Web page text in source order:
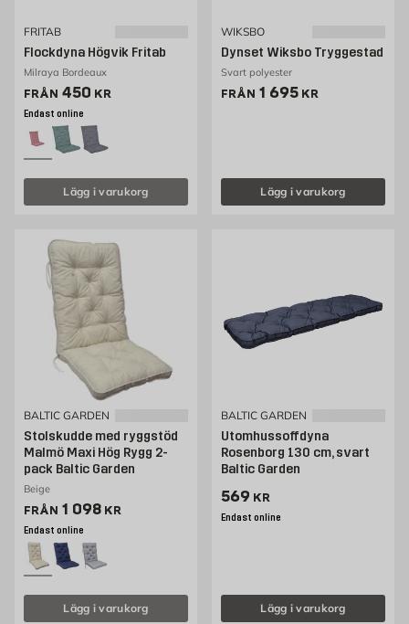
FRITAB
Flockdyna Högvik Fritab
Milraya Bordeaux
FRÅN Pris 450 kr
450 KR
Endast online
Lägg i varukorg
WIKSBO
Dynset Wiksbo Tryggestad
Svart polyester
FRÅN Pris 1695 kr
1 695 KR
Lägg i varukorg
BALTIC GARDEN
Stolskudde med ryggstöd
Malmö Maxi Hög Rygg 2-
pack Baltic Garden
Beige
FRÅN Pris 1098 kr
1 098 KR
Endast online
Lägg i varukorg
BALTIC GARDEN
Utomhussoffdyna
Rosenborg 130 cm, svart
Baltic Garden
Pris 569 kr
569 KR
Endast online
Lägg i varukorg